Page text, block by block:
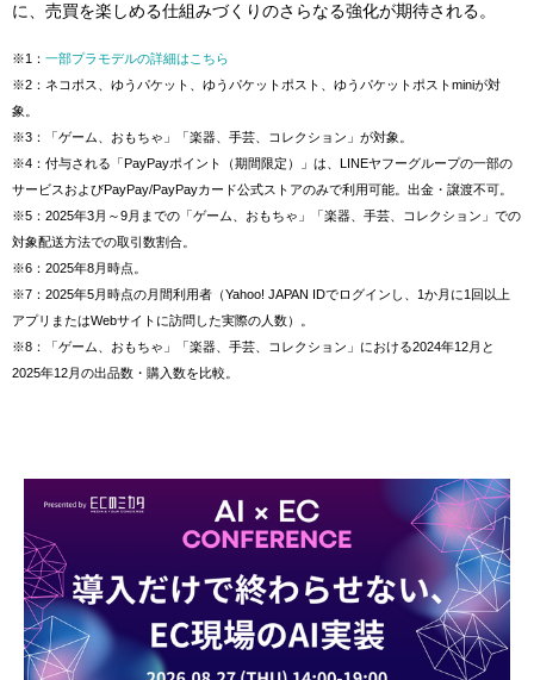
に、売買を楽しめる仕組みづくりのさらなる強化が期待される。
※1： 一部プラモデルの詳細はこちら
※2：ネコポス、ゆうパケット、ゆうパケットポスト、ゆうパケットポストminiが対
象。
※3：「ゲーム、おもちゃ」「楽器、手芸、コレクション」が対象。
※4：付与される「PayPayポイント（期間限定）」は、LINEヤフーグループの一部の
サービスおよびPayPay/PayPayカード公式ストアのみで利用可能。出金・譲渡不可。
※5：2025年3月～9月までの「ゲーム、おもちゃ」「楽器、手芸、コレクション」での
対象配送方法での取引数割合。
※6：2025年8月時点。
※7：2025年5月時点の月間利用者（Yahoo! JAPAN IDでログインし、1か月に1回以上
アプリまたはWebサイトに訪問した実際の人数）。
※8：「ゲーム、おもちゃ」「楽器、手芸、コレクション」における2024年12月と
2025年12月の出品数・購入数を比較。